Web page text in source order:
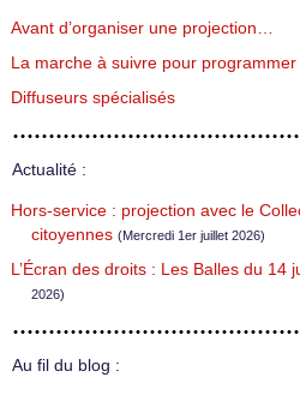
Avant d’organiser une projection…
La marche à suivre pour programmer
Diffuseurs spécialisés
Actualité :
Hors-service : projection avec le
citoyennes (Mercredi 1er juillet 2026)
L’Écran des droits : Les Balles du 14
2026)
Au fil du blog :